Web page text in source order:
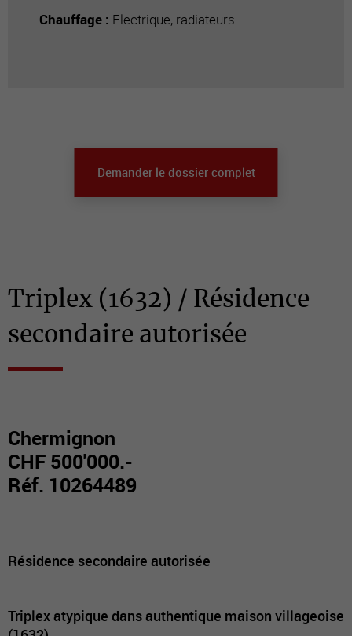
Chauffage : Electrique, radiateurs
Triplex (1632) / Résidence
secondaire autorisée
Chermignon
CHF 500'000.-
Réf. 10264489
Résidence secondaire autorisée
Triplex atypique dans authentique maison villageoise
Demander le dossier complet